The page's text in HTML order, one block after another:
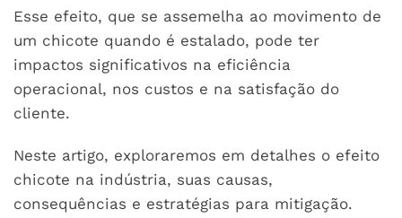
Esse efeito, que se assemelha ao movimento de
um chicote quando é estalado, pode ter
impactos significativos na eficiência
operacional, nos custos e na satisfação do
cliente.
Neste artigo, exploraremos em detalhes o efeito
chicote na indústria, suas causas,
consequências e estratégias para mitigação.